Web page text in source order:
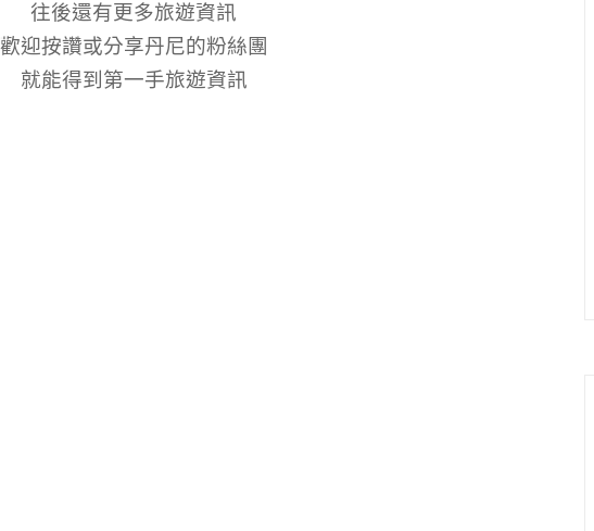
往後還有更多旅遊資訊
歡迎按讚或分享丹尼的粉絲團
就能得到第一手旅遊資訊